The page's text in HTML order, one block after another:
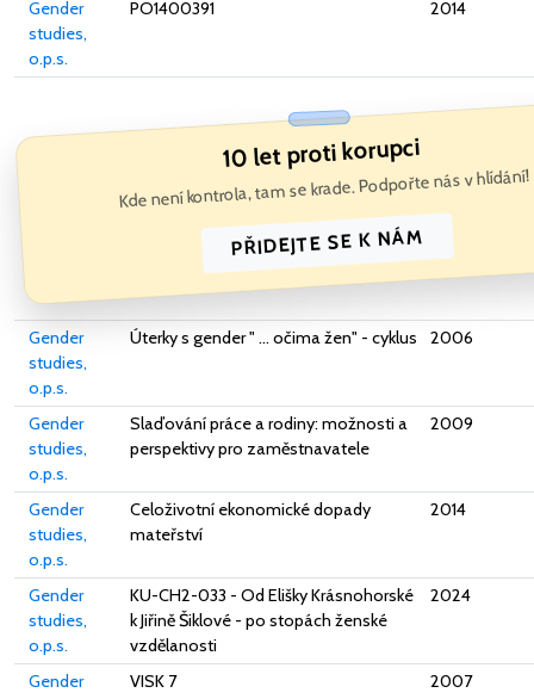
Gender
studies,
o.p.s.
PO1400391 2014
10 let proti korupci
Kde není kontrola, tam se krade. Podpořte nás v hlídání!
PŘIDEJTE SE K NÁM
Gender
studies,
o.p.s.
Úterky s gender " ... očima žen" - cyklus 2006
Gender
studies,
o.p.s.
Slaďování práce a rodiny: možnosti a
perspektivy pro zaměstnavatele
2009
Gender
studies,
o.p.s.
Celoživotní ekonomické dopady
mateřství
2014
Gender
studies,
o.p.s.
KU-CH2-033 - Od Elišky Krásnohorské
k Jiřině Šiklové - po stopách ženské
vzdělanosti
2024
Gender
VISK 7 2007